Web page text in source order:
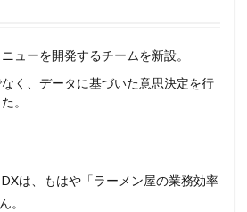
ューを開発するチームを新設。
く、データに基づいた意思決定を行
。
は、もはや「ラーメン屋の業務効率
。